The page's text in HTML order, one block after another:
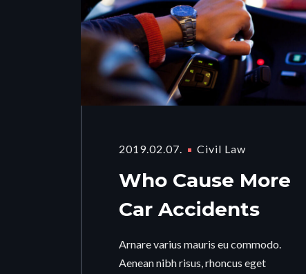
2019.02.07. Civil Law
Who Cause More
Car Accidents
Arnare varius mauris eu commodo.
Aenean nibh risus, rhoncus eget